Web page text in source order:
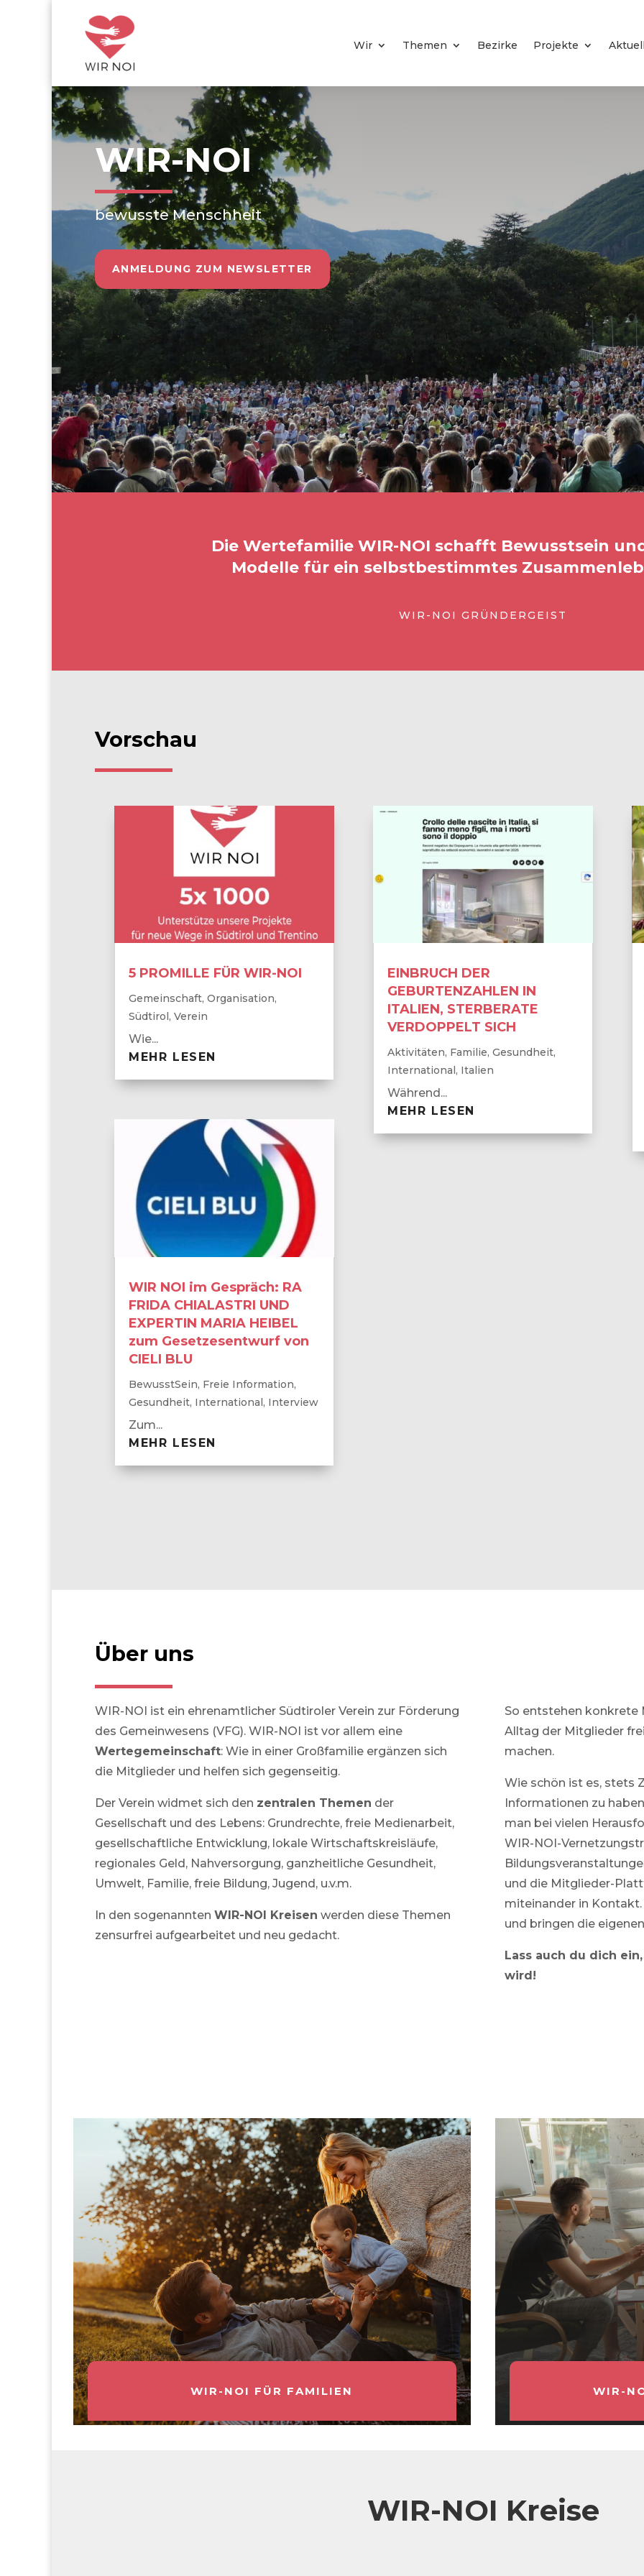
Wir Themen Bezirke Projekte Aktuell
WIR-NOI
bewusste Menschheit
ANMELDUNG ZUM NEWSLETTER
Die Wertefamilie WIR-NOI schafft Bewusstsein
Modelle für ein selbstbestimmtes
WIR-NOI GRÜNDERGEIST
Vorschau
5 PROMILLE FÜR WIR-NOI
Gemeinschaft, Organisation,
Südtirol, Verein
Wie...
MEHR LESEN
WIR NOI im Gespräch: RA
FRIDA CHIALASTRI UND
EXPERTIN MARIA HEIBEL
zum Gesetzesentwurf von
CIELI BLU
BewusstSein, Freie Information,
Gesundheit, International, Interview
Zum...
MEHR LESEN
EINBRUCH DER
GEBURTENZAHLEN IN
ITALIEN, STERBERATE
VERDOPPELT SICH
Aktivitäten, Familie,Gesundheit,
International, Italien
Während...
MEHR LESEN
Über uns
WIR-NOI ist ein ehrenamtlicher Südtiroler Verein zur Förderung
des Gemeinwesens (VFG). WIR-NOI ist vor allem eine
Wertegemeinschaft: Wie in einer Großfamilie ergänzen sich
die Mitglieder und helfen sich gegenseitig.
Der Verein widmet sich den zentralen Themen der
Gesellschaft und des Lebens: Grundrechte, freie Medienarbeit,
gesellschaftliche Entwicklung, lokale Wirtschaftskreisläufe,
regionales Geld, Nahversorgung, ganzheitliche Gesundheit,
Umwelt, Familie, freie Bildung, Jugend, u.v.m.
In den sogenannten WIR-NOI Kreisen werden diese Themen
zensurfrei aufgearbeitet und neu gedacht.
So entstehen konkrete
Alltag der Mitglieder
machen.
Wie schön ist es, stets
Informationen zu
man bei vielen
WIR-NOI-
und die Mitglieder-
miteinander in Kontakt.
und bringen die
Lass auch du dich
wird!
WIR-NOI FÜR FAMILIEN WIR-
WIR-NOI Kreise